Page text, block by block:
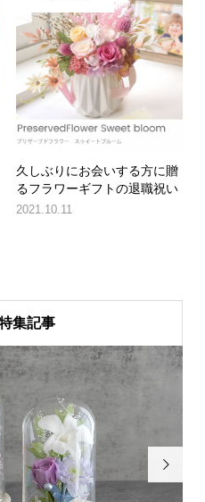
久しぶりにお会いする方に贈
るフラワーギフトの退職祝い
2021.10.11
集記事
